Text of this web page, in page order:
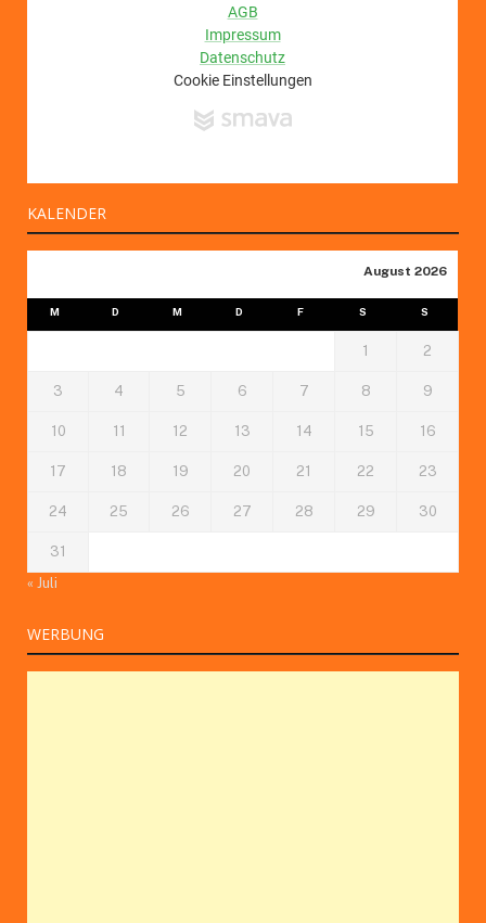
KALENDER
August 2026
M D M D F S S
1 2
3 4 5 6 7 8 9
10 11 12 13 14 15 16
17 18 19 20 21 22 23
24 25 26 27 28 29 30
31
« Juli
WERBUNG